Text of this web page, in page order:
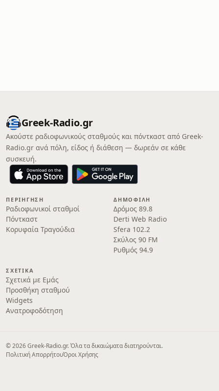
Greek-Radio.gr
Ακούστε ραδιοφωνικούς σταθμούς και πόντκαστ από Greek-
Radio.gr ανά πόλη, είδος ή διάθεση — δωρεάν σε κάθε
συσκευή.
ΠΕΡΙΉΓΗΣΗ
Ραδιοφωνικοί σταθμοί
Πόντκαστ
Κορυφαία Τραγούδια
ΔΗΜΟΦΙΛΉ
Δρόμος 89.8
Derti Web Radio
Sfera 102.2
Σκύλος 90 FM
Ρυθμός 94.9
ΣΧΕΤΙΚΆ
Σχετικά με Εμάς
Προσθήκη σταθμού
Widgets
Ανατροφοδότηση
© 2026 Greek-Radio.gr. Όλα τα δικαιώματα διατηρούνται.
Πολιτική ΑπορρήτουΌροι Χρήσης